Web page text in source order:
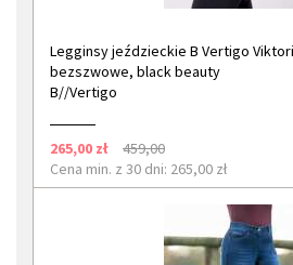
Legginsy jeździeckie B Vertigo
bezszwowe, black beauty
B//Vertigo
265,00 zł
459,00
Cena min. z 30 dni: 265,00 zł